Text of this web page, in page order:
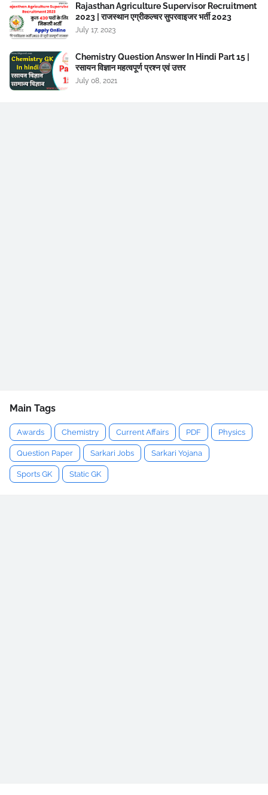
Rajasthan Agriculture Supervisor Recruitment
2023 | राजस्थान एग्रीकल्चर सुपरवाइजर भर्ती 2023
July 17, 2023
Chemistry Question Answer In Hindi Part 15 |
रसायन विज्ञान महत्वपूर्ण प्रश्न एवं उत्तर
July 08, 2021
Main Tags
Awards Chemistry Current Affairs PDF Physics
Question Paper Sarkari Jobs Sarkari Yojana
Sports GK Static GK